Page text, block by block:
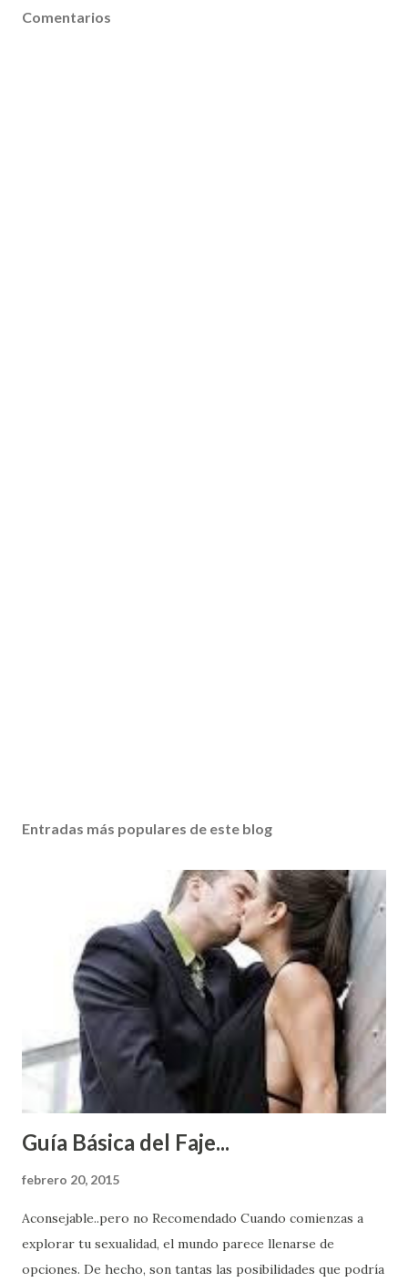
Comentarios
Entradas más populares de este blog
Guía Básica del Faje...
febrero 20, 2015
Aconsejable..pero no Recomendado Cuando comienzas a
explorar tu sexualidad, el mundo parece llenarse de
opciones. De hecho, son tantas las posibilidades que podría